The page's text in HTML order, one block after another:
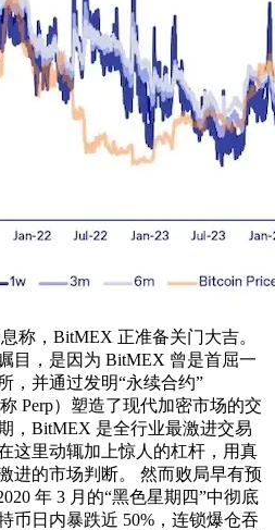
称，BitMEX 正准备关门大吉。
目，是因为 BitMEX 曾是首屈一
，并通过发明“永续合约”
称 Perp）塑造了现代加密市场的交
，BitMEX 是全行业最激进交易
这里动辄加上惊人的杠杆，用真
进的市场判断。 然而败局早有预
年 3 月的“黑色星期四”中彻底
日内暴跌近 50%，连锁爆仓吞